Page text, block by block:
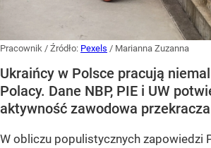
Pracownik / Źródło: Pexels / Marianna Zuzanna
Ukraińcy w Polsce pracują
Polacy. Dane NBP, PIE i UW
aktywność zawodowa
W obliczu populistycznych zapowiedzi